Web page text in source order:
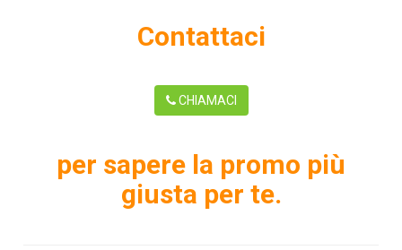
Contattaci
CHIAMACI
per sapere la promo più
giusta per te.